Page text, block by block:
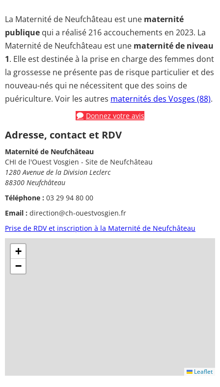
La Maternité de Neufchâteau est une maternité
publique qui a réalisé 216 accouchements en 2023. La
Maternité de Neufchâteau est une maternité de niveau
1. Elle est destinée à la prise en charge des femmes dont
la grossesse ne présente pas de risque particulier et des
nouveau-nés qui ne nécessitent que des soins de
puériculture. Voir les autres maternités des Vosges (88).
Donnez votre avis
Adresse, contact et RDV
Maternité de Neufchâteau
CHI de l'Ouest Vosgien - Site de Neufchâteau
1280 Avenue de la Division Leclerc
88300 Neufchâteau
Téléphone : 03 29 94 80 00
Email : direction@ch-ouestvosgien.fr
Prise de RDV et inscription à la Maternité de Neufchâteau
+
−
Leaflet